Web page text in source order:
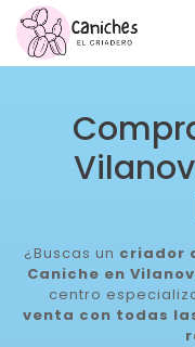
¿Buscas un criador
Caniche en
centro
venta con todas